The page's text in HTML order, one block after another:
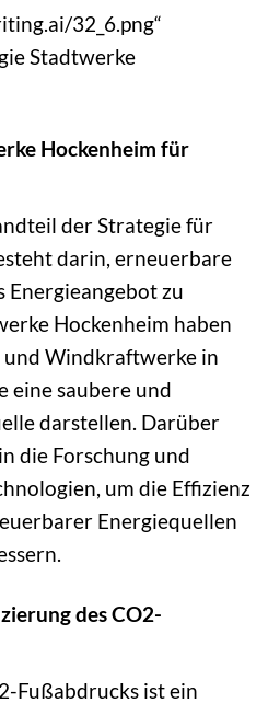
32_6.png“
Stadtwerke
Hockenheim für
der Strategie für
darin, erneuerbare
Energieangebot zu
Hockenheim haben
und Windkraftwerke in
eine saubere und
darstellen. Darüber
die Forschung und
um die Effizienz
Energiequellen
des CO2-
Fußabdrucks ist ein